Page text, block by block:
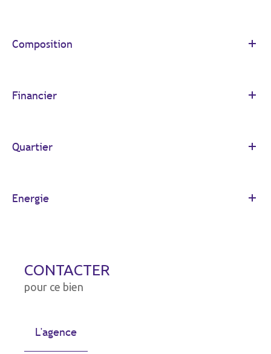
Composition
Financier
Quartier
Energie
CONTACTER
pour ce bien
L'agence